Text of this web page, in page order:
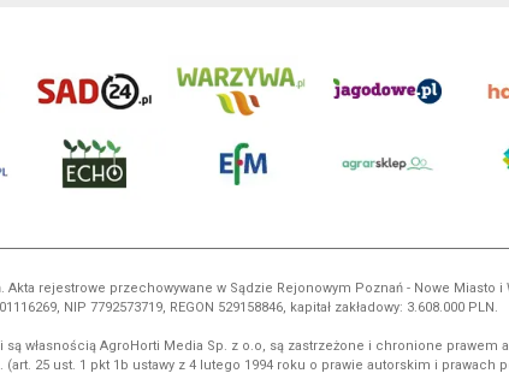
rejestrowe przechowywane w Sądzie Rejonowym Poznań - Nowe Miasto
NIP 7792573719, REGON 529158846, kapitał zakładowy: 3.608.000 PLN.
własnością AgroHorti Media Sp. z o.o, są zastrzeżone i chronione
(art. 25 ust. 1 pkt 1b ustawy z 4 lutego 1994 roku o prawie autorskim i prawach